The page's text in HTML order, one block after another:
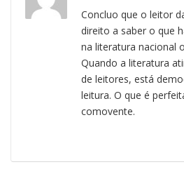
Concluo que o leitor
direito a saber o que
na literatura nacional
Quando a literatura
de leitores, está
leitura. O que é
comovente.